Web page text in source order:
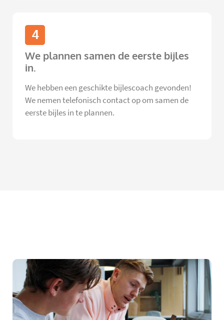
4
We plannen samen de eerste bijles
in.
We hebben een geschikte bijlescoach gevonden!
We nemen telefonisch contact op om samen de
eerste bijles in te plannen.